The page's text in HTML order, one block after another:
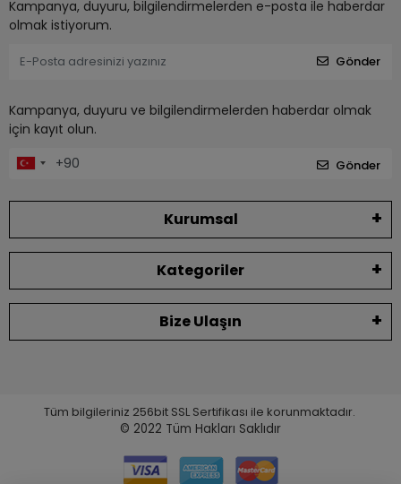
Kampanya, duyuru, bilgilendirmelerden e-posta ile haberdar
olmak istiyorum.
Gönder
Kampanya, duyuru ve bilgilendirmelerden haberdar olmak
için kayıt olun.
Gönder
Kurumsal
Kategoriler
Bize Ulaşın
Tüm bilgileriniz 256bit SSL Sertifikası ile korunmaktadır.
© 2022 Tüm Hakları Saklıdır